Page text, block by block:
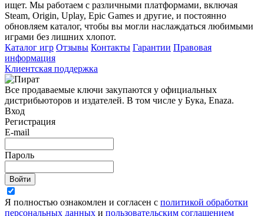
ищет. Мы работаем с различными платформами, включая
Steam, Origin, Uplay, Epic Games и другие, и постоянно
обновляем каталог, чтобы вы могли наслаждаться любимыми
играми без лишних хлопот.
Каталог игр Отзывы Контакты Гарантии Правовая
информация
Клиентская поддержка
Все продаваемые ключи закупаются у официальных
дистрибьюторов и издателей. В том числе у Бука, Enaza.
Вход
Регистрация
E-mail
Пароль
Войти
Я полностью ознакомлен и согласен с политикой обработки
персональных данных и пользовательским соглашением